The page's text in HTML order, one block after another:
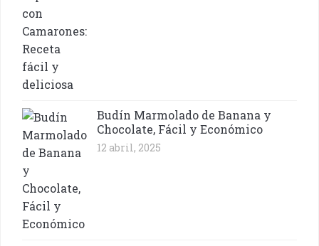
Budín Marmolado de Banana y
Chocolate, Fácil y Económico
12 abril, 2025